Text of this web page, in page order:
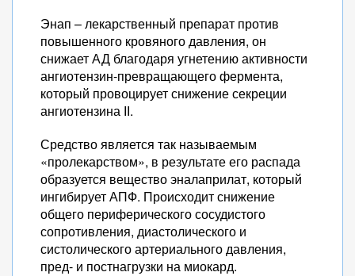
Энап – лекарственный препарат против
повышенного кровяного давления, он
снижает АД благодаря угнетению активности
ангиотензин-превращающего фермента,
который провоцирует снижение секреции
ангиотензина ІІ.
Средство является так называемым
«пролекарством», в результате его распада
образуется вещество эналаприлат, который
ингибирует АПФ. Происходит снижение
общего периферического сосудистого
сопротивления, диастолического и
систолического артериального давления,
пред- и постнагрузки на миокард.